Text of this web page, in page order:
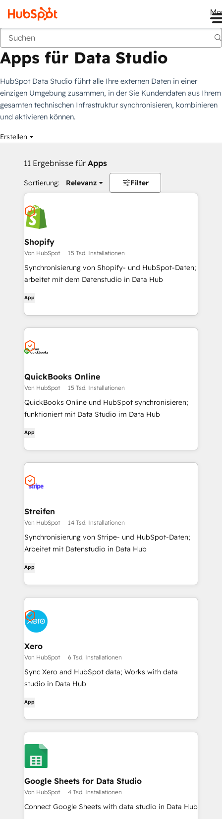
Marketplace
Apps für Data Studio
HubSpot Data Studio führt alle Ihre externen Daten in einer
einzigen Umgebung zusammen, in der Sie Kundendaten aus Ihrem
gesamten technischen Infrastruktur synchronisieren, kombinieren
und aktivieren können.
Erstellen
11 Ergebnisse für Apps
Sortierung: Relevanz Filter
Shopify
Von HubSpot 15 Tsd. Installationen
Synchronisierung von Shopify- und HubSpot-Daten;
arbeitet mit dem Datenstudio in Data Hub
App
QuickBooks Online
Von HubSpot 15 Tsd. Installationen
QuickBooks Online und HubSpot synchronisieren;
funktioniert mit Data Studio im Data Hub
App
Streifen
Von HubSpot 14 Tsd. Installationen
Synchronisierung von Stripe- und HubSpot-Daten;
Arbeitet mit Datenstudio in Data Hub
App
Xero
Von HubSpot 6 Tsd. Installationen
Sync Xero and HubSpot data; Works with data
studio in Data Hub
App
Google Sheets for Data Studio
Von HubSpot 4 Tsd. Installationen
Connect Google Sheets with data studio in Data Hub